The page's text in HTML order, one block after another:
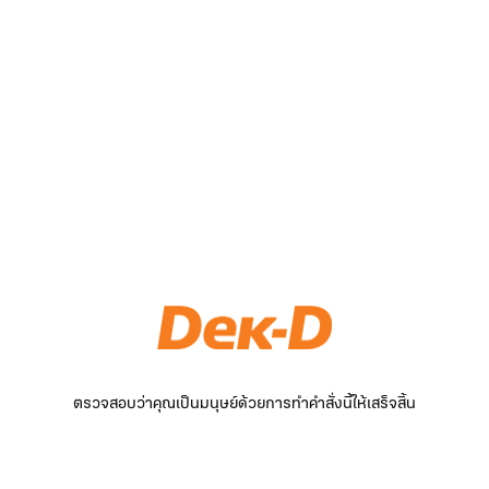
ตรวจสอบว่าคุณเป็นมนุษย์ด้วยการทำคำสั่งนี้ให้เสร็จสิ้น